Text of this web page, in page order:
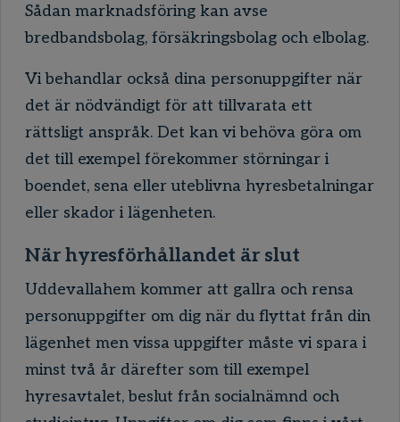
Sådan marknadsföring kan avse
bredbandsbolag, försäkringsbolag och elbolag.
Vi behandlar också dina personuppgifter när
det är nödvändigt för att tillvarata ett
rättsligt anspråk. Det kan vi behöva göra om
det till exempel förekommer störningar i
boendet, sena eller uteblivna hyresbetalningar
eller skador i lägenheten.
När hyresförhållandet är slut
Uddevallahem kommer att gallra och rensa
personuppgifter om dig när du flyttat från din
lägenhet men vissa uppgifter måste vi spara i
minst två år därefter som till exempel
hyresavtalet, beslut från socialnämnd och